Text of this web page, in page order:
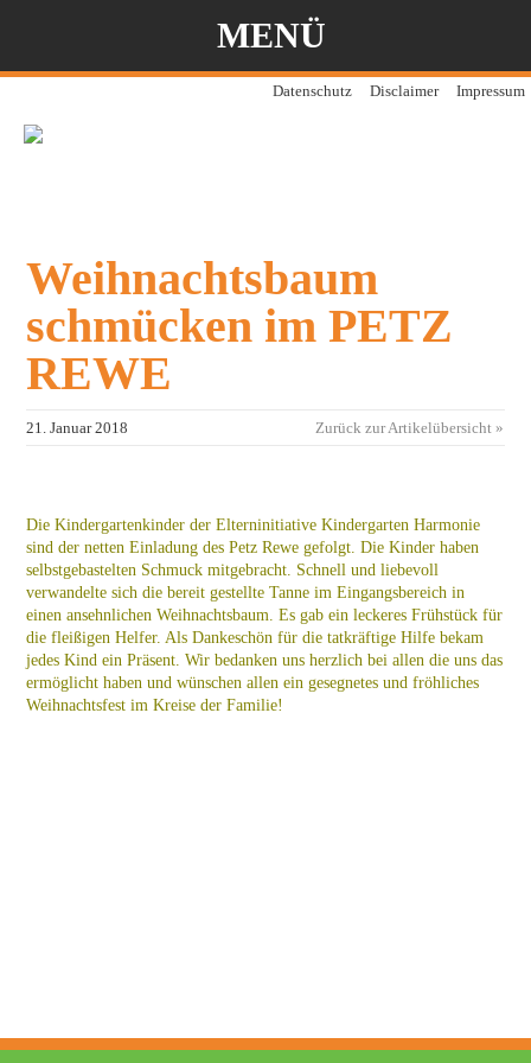
MENÜ
Datenschutz Disclaimer Impressum
Weihnachtsbaum
schmücken im PETZ
REWE
21. Januar 2018 Zurück zur Artikelübersicht »
Die Kindergartenkinder der Elterninitiative Kindergarten Harmonie
sind der netten Einladung des Petz Rewe gefolgt. Die Kinder haben
selbstgebastelten Schmuck mitgebracht. Schnell und liebevoll
verwandelte sich die bereit gestellte Tanne im Eingangsbereich in
einen ansehnlichen Weihnachtsbaum. Es gab ein leckeres Frühstück für
die fleißigen Helfer. Als Dankeschön für die tatkräftige Hilfe bekam
jedes Kind ein Präsent. Wir bedanken uns herzlich bei allen die uns das
ermöglicht haben und wünschen allen ein gesegnetes und fröhliches
Weihnachtsfest im Kreise der Familie!